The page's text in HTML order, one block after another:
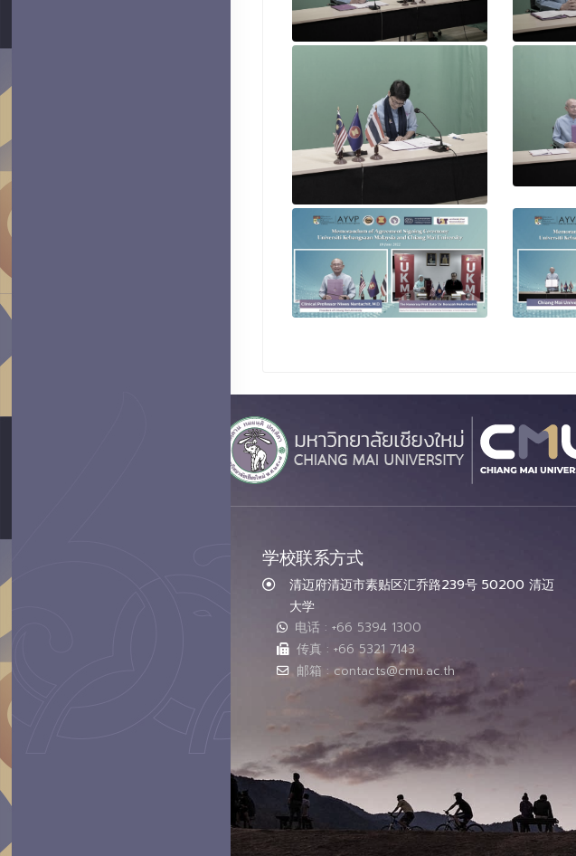
学校联系方式
清迈府清迈市素贴区汇乔路239号 50200 清迈
大学
电话 : +66 5394 1300
传真 : +66 5321 7143
邮箱 : contacts@cmu.ac.th